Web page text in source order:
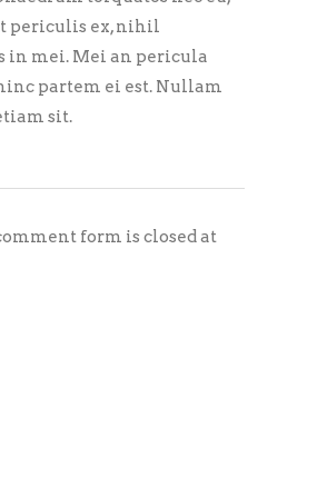
periculis ex, nihil
in mei. Mei an pericula
partem ei est. Nullam
sit.
form is closed at